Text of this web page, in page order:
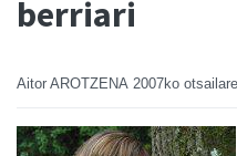
berriari
Aitor AROTZENA 2007ko